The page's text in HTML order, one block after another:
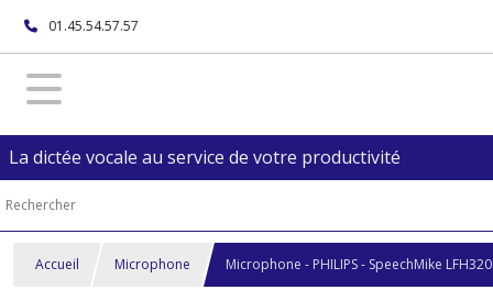
01.45.54.57.57
La dictée vocale au service de votre productivité
Accueil Microphone Microphone - PHILIPS - SpeechMike